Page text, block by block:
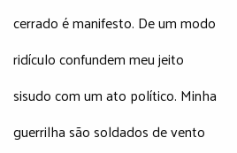
cerrado é manifesto. De um modo
ridículo confundem meu jeito
sisudo com um ato político. Minha
guerrilha são soldados de vento